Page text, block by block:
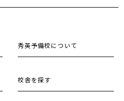
秀英予備校について
校舎を探す